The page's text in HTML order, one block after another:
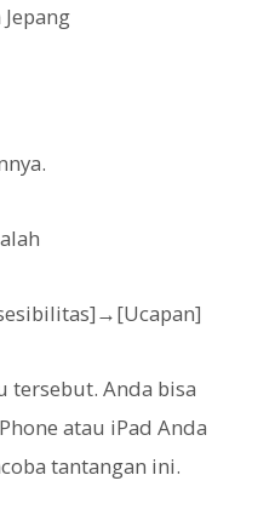
Jepang
tersebut. Anda bisa
atau iPad Anda
tantangan ini.